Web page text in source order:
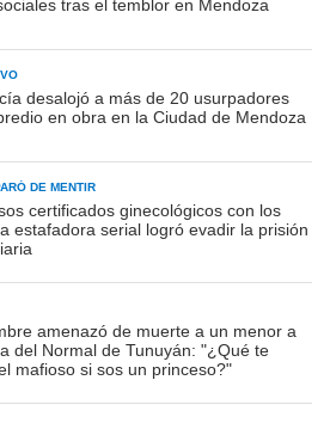
tras el temblor en Mendoza
desalojó a más de 20 usurpadores
en obra en la Ciudad de Mendoza
DE MENTIR
certificados ginecológicos con los
estafadora serial logró evadir la prisión
amenazó de muerte a un menor a
del Normal de Tunuyán: "¿Qué te
mafioso si sos un princeso?"